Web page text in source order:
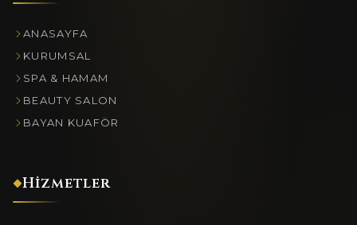
ANASAYFA
KURUMSAL
SPA & HAMAM
BEAUTY SALON
BAYAN KUAFÖR
Hizmetler